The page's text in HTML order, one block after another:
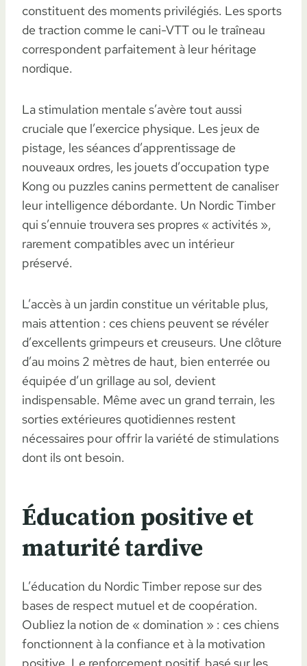
constituent des moments privilégiés. Les sports
de traction comme le cani-VTT ou le traîneau
correspondent parfaitement à leur héritage
nordique.
La stimulation mentale s’avère tout aussi
cruciale que l’exercice physique. Les jeux de
pistage, les séances d’apprentissage de
nouveaux ordres, les jouets d’occupation type
Kong ou puzzles canins permettent de canaliser
leur intelligence débordante. Un Nordic Timber
qui s’ennuie trouvera ses propres « activités »,
rarement compatibles avec un intérieur
préservé.
L’accès à un jardin constitue un véritable plus,
mais attention : ces chiens peuvent se révéler
d’excellents grimpeurs et creuseurs. Une clôture
d’au moins 2 mètres de haut, bien enterrée ou
équipée d’un grillage au sol, devient
indispensable. Même avec un grand terrain, les
sorties extérieures quotidiennes restent
nécessaires pour offrir la variété de stimulations
dont ils ont besoin.
Éducation positive et
maturité tardive
L’éducation du Nordic Timber repose sur des
bases de respect mutuel et de coopération.
Oubliez la notion de « domination » : ces chiens
fonctionnent à la confiance et à la motivation
positive. Le renforcement positif, basé sur les